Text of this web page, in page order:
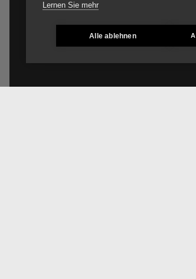
Lernen Sie mehr
Alle ablehnen